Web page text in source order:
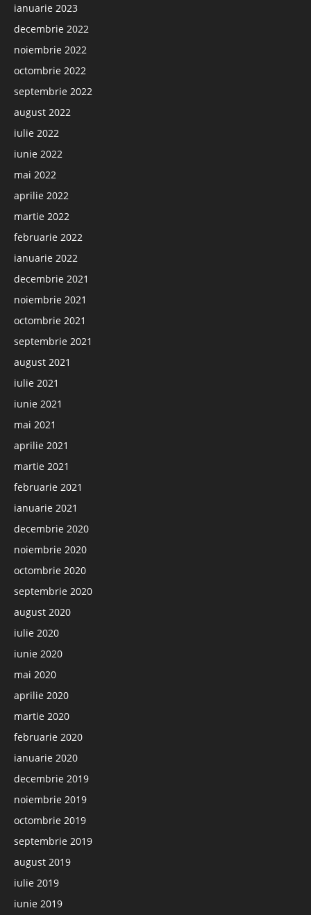
ianuarie 2023
decembrie 2022
noiembrie 2022
octombrie 2022
septembrie 2022
august 2022
iulie 2022
iunie 2022
mai 2022
aprilie 2022
martie 2022
februarie 2022
ianuarie 2022
decembrie 2021
noiembrie 2021
octombrie 2021
septembrie 2021
august 2021
iulie 2021
iunie 2021
mai 2021
aprilie 2021
martie 2021
februarie 2021
ianuarie 2021
decembrie 2020
noiembrie 2020
octombrie 2020
septembrie 2020
august 2020
iulie 2020
iunie 2020
mai 2020
aprilie 2020
martie 2020
februarie 2020
ianuarie 2020
decembrie 2019
noiembrie 2019
octombrie 2019
septembrie 2019
august 2019
iulie 2019
iunie 2019